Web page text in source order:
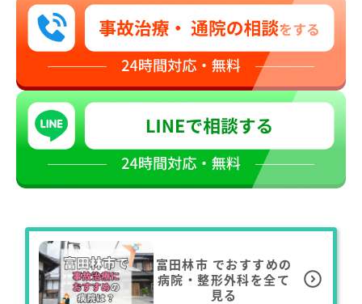
富田林市 でおすすめの
病院・整形外科を全て
見る